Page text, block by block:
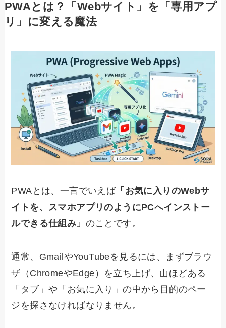
PWAとは？「Webサイト」を「専用アプ
リ」に変える魔法
PWAとは、一言でいえば「お気に入りのWebサ
イトを、スマホアプリのようにPCへインストー
ルできる仕組み」 のことです。
通常、GmailやYouTubeを見るには、まずブラウ
ザ（ChromeやEdge）を立ち上げ、山ほどある
「タブ」や「お気に入り」の中から目的のペー
ジを探さなければなりません。